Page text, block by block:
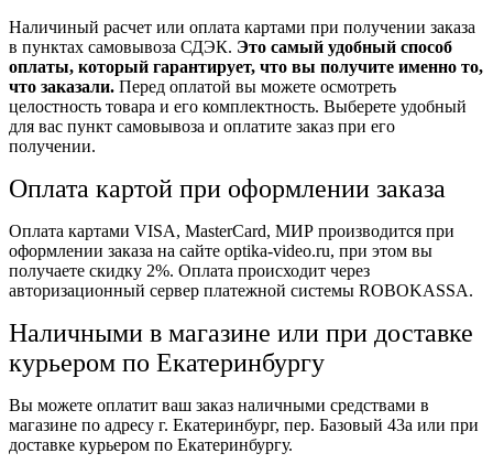
Наличиный расчет или оплата картами при получении заказа
в пунктах самовывоза СДЭК. Это самый удобный способ
оплаты, который гарантирует, что вы получите именно то,
что заказали. Перед оплатой вы можете осмотреть
целостность товара и его комплектность. Выберете удобный
для вас пункт самовывоза и оплатите заказ при его
получении.
Оплата картой при оформлении заказа
Оплата картами VISA, MasterCard, МИР производится при
оформлении заказа на сайте optika-video.ru, при этом вы
получаете скидку 2%. Оплата происходит через
авторизационный сервер платежной системы ROBOKASSA.
Наличными в магазине или при доставке
курьером по Екатеринбургу
Вы можете оплатит ваш заказ наличными средствами в
магазине по адресу г. Екатеринбург, пер. Базовый 43а или при
доставке курьером по Екатеринбургу.